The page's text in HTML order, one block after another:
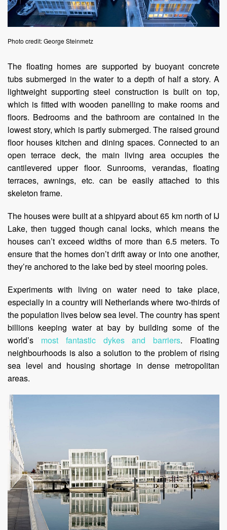
Photo credit: George Steinmetz
The floating homes are supported by buoyant concrete
tubs submerged in the water to a depth of half a story. A
lightweight supporting steel construction is built on top,
which is fitted with wooden panelling to make rooms and
floors. Bedrooms and the bathroom are contained in the
lowest story, which is partly submerged. The raised ground
floor houses kitchen and dining spaces. Connected to an
open terrace deck, the main living area occupies the
cantilevered upper floor. Sunrooms, verandas, floating
terraces, awnings, etc. can be easily attached to this
skeleton frame.
The houses were built at a shipyard about 65 km north of IJ
Lake, then tugged though canal locks, which means the
houses can’t exceed widths of more than 6.5 meters. To
ensure that the homes don’t drift away or into one another,
they’re anchored to the lake bed by steel mooring poles.
Experiments with living on water need to take place,
especially in a country will Netherlands where two-thirds of
the population lives below sea level. The country has spent
billions keeping water at bay by building some of the
world’s most fantastic dykes and barriers. Floating
neighbourhoods is also a solution to the problem of rising
sea level and housing shortage in dense metropolitan
areas.